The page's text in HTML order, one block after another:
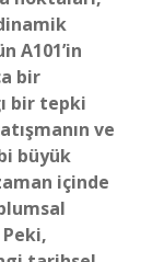
A101’in
bir
bir tepki
ve
büyük
içinde